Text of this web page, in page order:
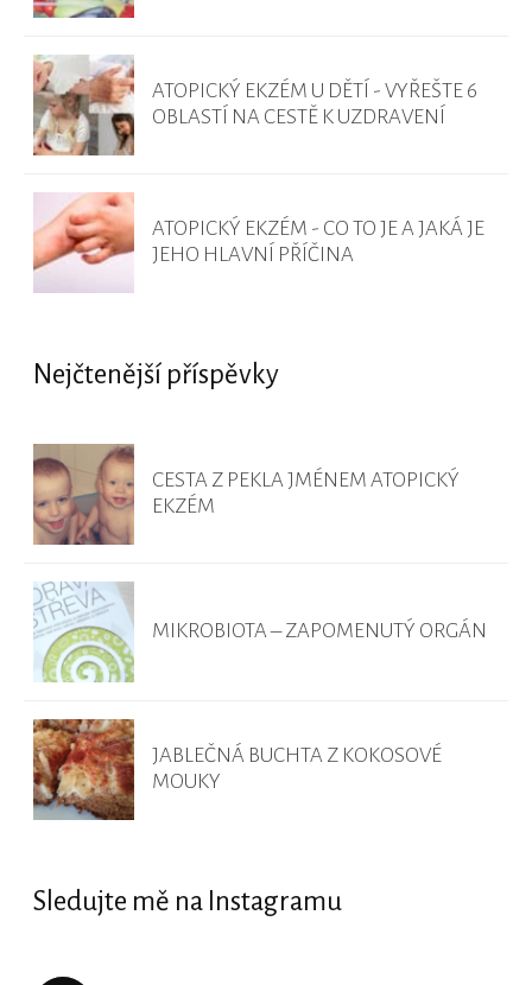
ATOPICKÝ EKZÉM U DĚTÍ - VYŘEŠTE 6
OBLASTÍ NA CESTĚ K UZDRAVENÍ
ATOPICKÝ EKZÉM - CO TO JE A JAKÁ JE
JEHO HLAVNÍ PŘÍČINA
Nejčtenější příspěvky
CESTA Z PEKLA JMÉNEM ATOPICKÝ
EKZÉM
MIKROBIOTA – ZAPOMENUTÝ ORGÁN
JABLEČNÁ BUCHTA Z KOKOSOVÉ
MOUKY
Sledujte mě na Instagramu